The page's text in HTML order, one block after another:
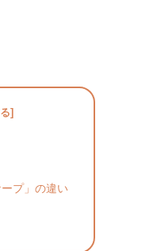
ープ」の違い